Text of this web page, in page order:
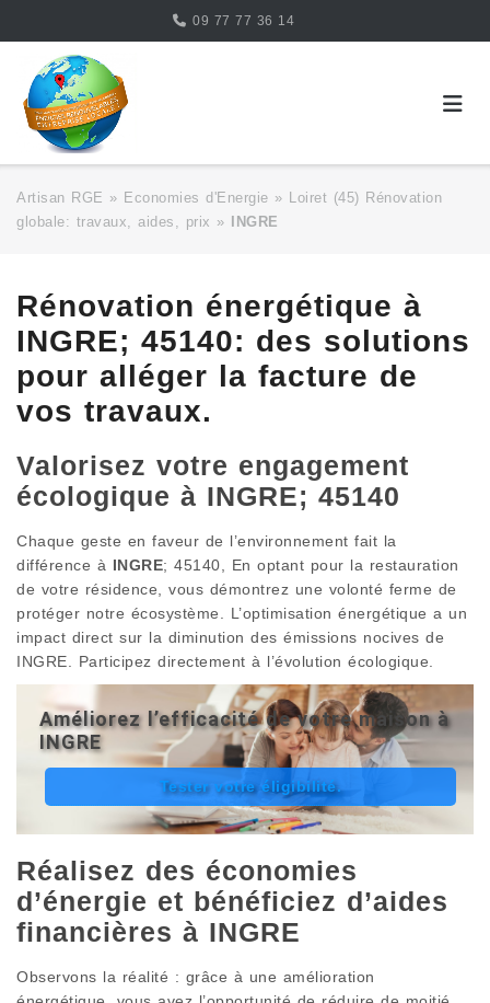
content
09 77 77 36 14
Artisan RGE » Economies d'Energie »
Loiret (45) Rénovation
globale: travaux, aides, prix » INGRE
Rénovation énergétique à
INGRE; 45140: des solutions
pour alléger la facture de
vos travaux.
Valorisez votre engagement
écologique à INGRE; 45140
Chaque geste en faveur de l’environnement fait la
différence à INGRE; 45140, En optant pour la restauration
de votre résidence, vous démontrez une volonté ferme de
protéger notre écosystème. L’optimisation énergétique a un
impact direct sur la diminution des émissions nocives de
INGRE. Participez directement à l’évolution écologique.
Améliorez l’efficacité de votre maison à
INGRE
Tester votre éligibilité.
Réalisez des économies
d’énergie et bénéficiez d’aides
financières à INGRE
Observons la réalité : grâce à une amélioration